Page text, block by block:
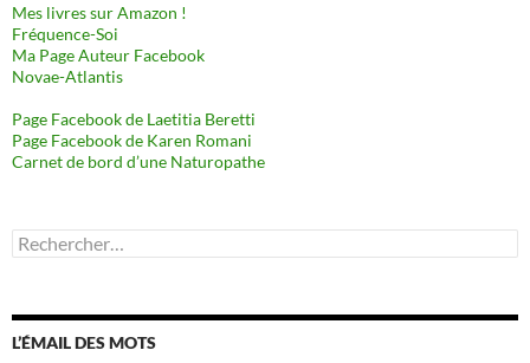
Mes livres sur Amazon !
Fréquence-Soi
Ma Page Auteur Facebook
Novae-Atlantis
Page Facebook de Laetitia Beretti
Page Facebook de Karen Romani
Carnet de bord d’une Naturopathe
Rechercher :
L’ÉMAIL DES MOTS